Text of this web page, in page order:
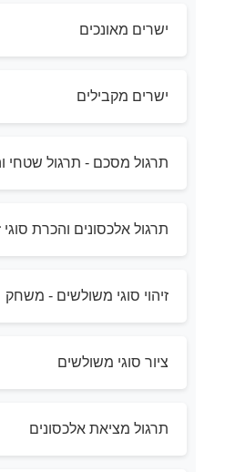
ישרים מאונכים
ישרים מקבילים
תרגול מסכם - תרגול שטחי
תרגול אלכסונים והכרת סוגי
זיהוי סוגי משולשים - משחק
ציור סוגי משולשים
תרגול מציאת אלכסונים